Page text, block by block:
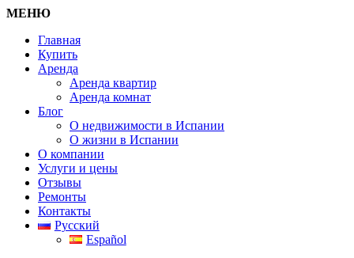
МЕНЮ
Главная
Купить
Аренда
Аренда квартир
Аренда комнат
Блог
О недвижимости в Испании
О жизни в Испании
О компании
Услуги и цены
Отзывы
Ремонты
Контакты
Русский
Español